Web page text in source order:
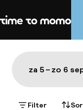
Home
Kaart
Toon op de kaart:
za 5 – zo 6
Filter